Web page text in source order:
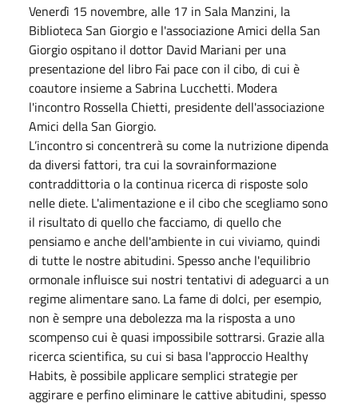
Venerdì 15 novembre, alle 17 in Sala Manzini, la
Biblioteca San Giorgio e l'associazione Amici della San
Giorgio ospitano il dottor David Mariani per una
presentazione del libro Fai pace con il cibo, di cui è
coautore insieme a Sabrina Lucchetti. Modera
l'incontro Rossella Chietti, presidente dell'associazione
Amici della San Giorgio.
L’incontro si concentrerà su come la nutrizione dipenda
da diversi fattori, tra cui la sovrainformazione
contraddittoria o la continua ricerca di risposte solo
nelle diete. L'alimentazione e il cibo che scegliamo sono
il risultato di quello che facciamo, di quello che
pensiamo e anche dell'ambiente in cui viviamo, quindi
di tutte le nostre abitudini. Spesso anche l'equilibrio
ormonale influisce sui nostri tentativi di adeguarci a un
regime alimentare sano. La fame di dolci, per esempio,
non è sempre una debolezza ma la risposta a uno
scompenso cui è quasi impossibile sottrarsi. Grazie alla
ricerca scientifica, su cui si basa l'approccio Healthy
Habits, è possibile applicare semplici strategie per
aggirare e perfino eliminare le cattive abitudini, spesso